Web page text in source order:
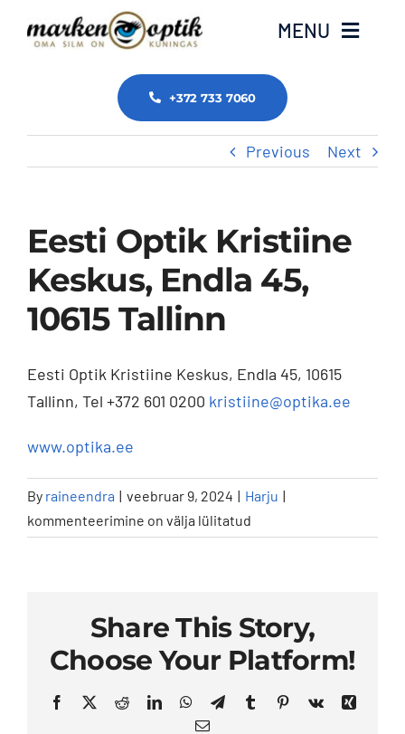
MENU
Tasub teada
Tooted ja teenused
Edasimüüjad
+372 733 7060
Previous Next
Eesti Optik Kristiine
Keskus, Endla 45,
10615 Tallinn
Eesti Optik Kristiine Keskus, Endla 45, 10615
Tallinn, Tel +372 601 0200 kristiine@optika.ee
www.optika.ee
By raineendra | veebruar 9, 2024 | Harju |
Kristiine
10615
Tallinn
kommenteerimine on välja lülitatud
Share This Story,
Choose Your Platform!
Facebook
X RedditLinkedInWhatsApp
TelegramTumblrPinterest
Vk
Xing
Email